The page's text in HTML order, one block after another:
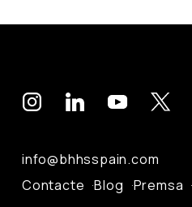
info@bhhsspain.com
Contacte
Blog Premsa